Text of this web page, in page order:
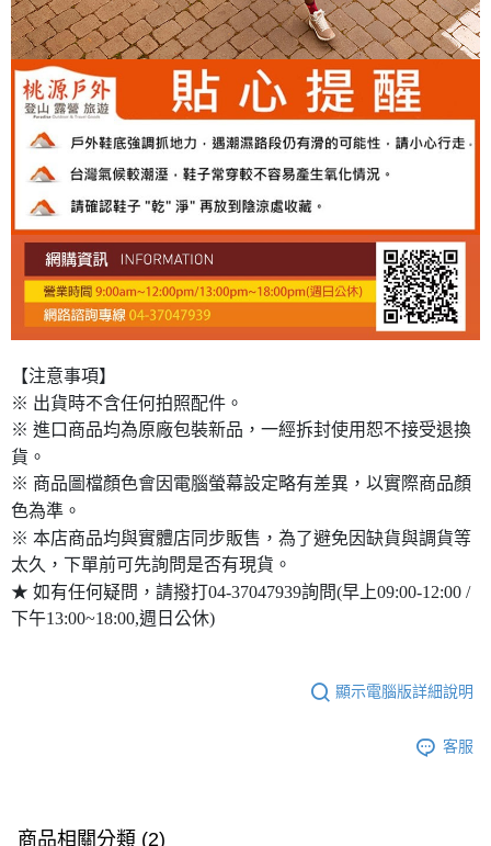
【注意事項】
※ 出貨時不含任何拍照配件。
※ 進口商品均為原廠包裝新品，一經拆封使用恕不接受退換
貨。
※ 商品圖檔顏色會因電腦螢幕設定略有差異，以實際商品顏
色為準。
※ 本店商品均與實體店同步販售，為了避免因缺貨與調貨等
太久，下單前可先詢問是否有現貨。
★ 如有任何疑問，請撥打04-37047939詢問(早上09:00-12:00 /
下午13:00~18:00,週日公休)
顯示電腦版詳細說明
客服
商品相關分類 (2)